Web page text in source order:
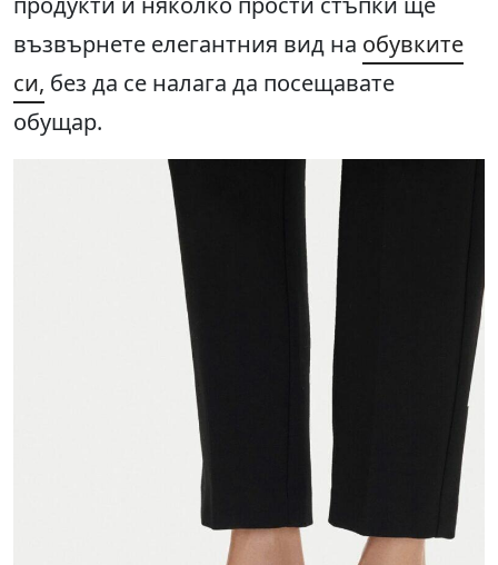
възвърнете елегантния вид на обувките
си, без да се налага да посещавате
обущар.